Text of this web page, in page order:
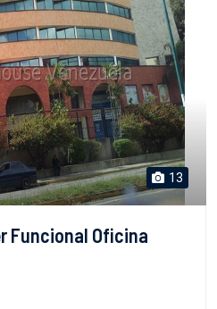
13
Funcional Oficina